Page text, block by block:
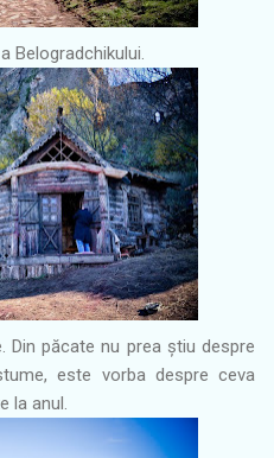
Belogradchikului.
Din păcate nu prea știu despre
este vorba despre ceva
la anul.